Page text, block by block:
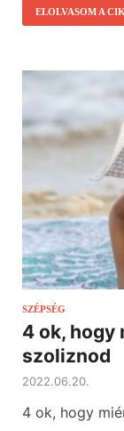
ELOLVASOM A
SZÉPSÉG
4 ok, hogy
szoliznod
2022.06.20.
4 ok, hogy